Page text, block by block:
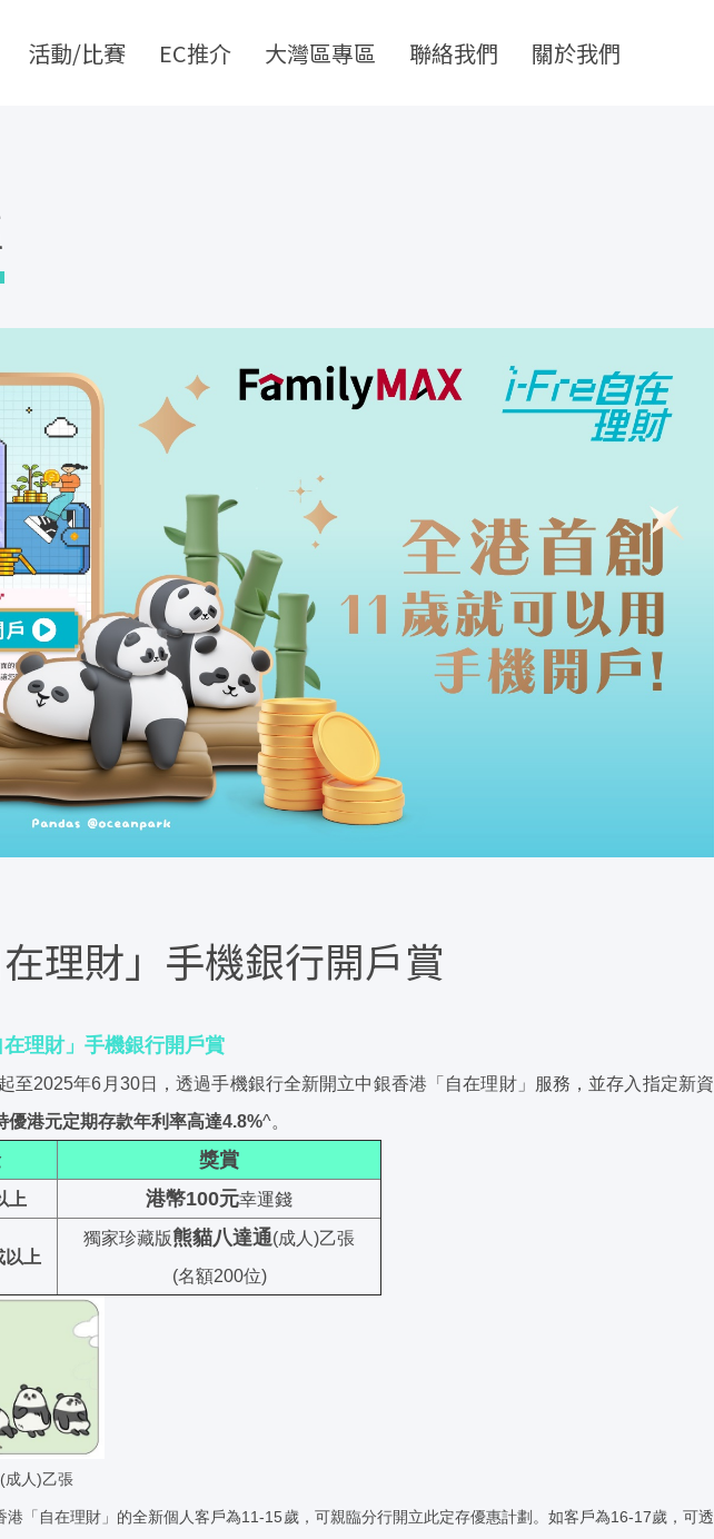
活動/比賽 EC推介 大灣區專區 聯絡我們 關於我們
理財」手機銀行開戶賞
理財」手機銀行開戶賞
至2025年6月30日，透過手機銀行全新開立中銀香港「自在理財」服務，並存入指定新資
優港元定期存款年利率高達4.8%^。
獎賞
上 港幣100元幸運錢
以上
獨家珍藏版熊貓八達通(成人)乙張
(名額200位)
成人)乙張
港「自在理財」的全新個人客戶為11-15歲，可親臨分行開立此定存優惠計劃。如客戶為16-17歲，可透